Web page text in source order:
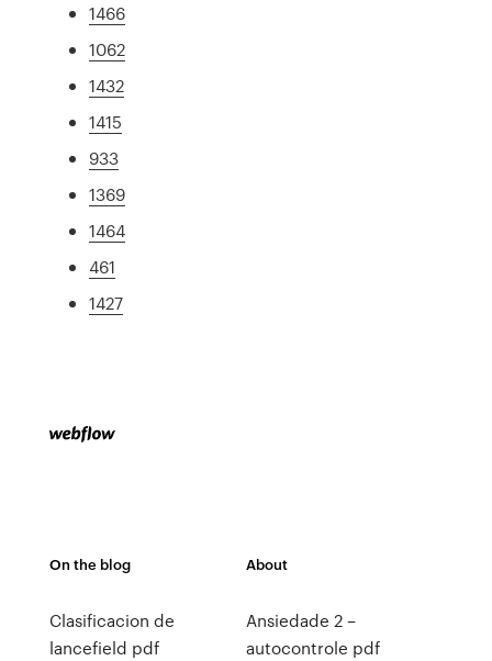
1466
1062
1432
1415
933
1369
1464
461
1427
On the blog
Clasificacion de
lancefield pdf
About
Ansiedade 2 –
autocontrole pdf